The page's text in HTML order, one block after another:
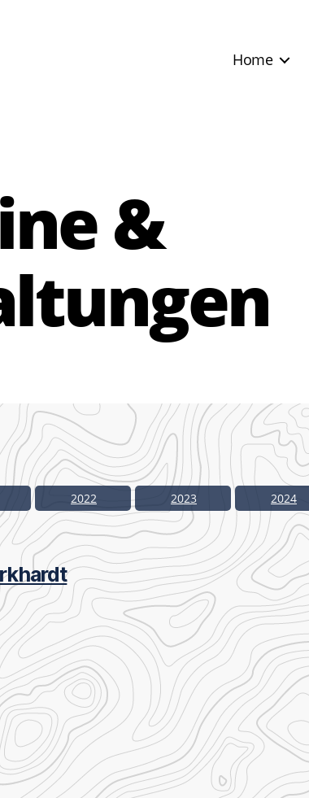
Home
&
2022 2023 2024